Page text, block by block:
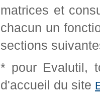
matrices et
chacun un
sections
* pour Evalutil,
d'accueil du site